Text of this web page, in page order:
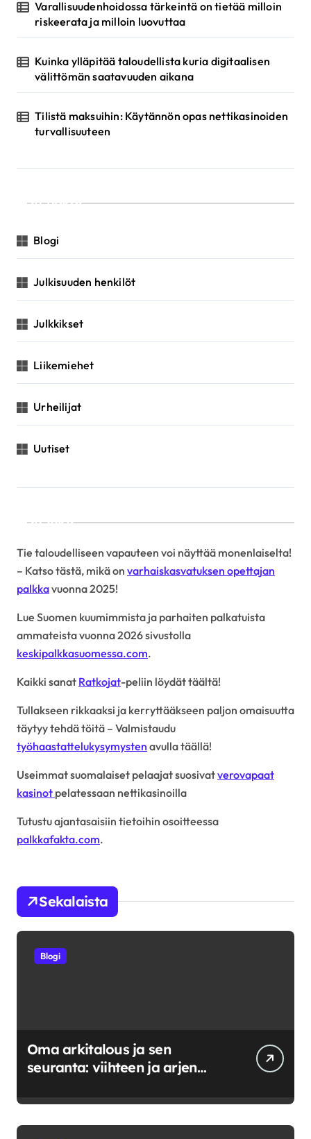
Varallisuudenhoidossa tärkeintä on tietää milloin
riskeerata ja milloin luovuttaa
Kuinka ylläpitää taloudellista kuria digitaalisen
välittömän saatavuuden aikana
Tilistä maksuihin: Käytännön opas nettikasinoiden
turvallisuuteen
Luokat
Blogi
Julkisuuden henkilöt
Julkkikset
Liikemiehet
Urheilijat
Uutiset
Linkit
Tie taloudelliseen vapauteen voi näyttää monenlaiselta!
– Katso tästä, mikä on varhaiskasvatuksen opettajan
palkkavuonna 2025!
Lue Suomen kuumimmista ja parhaiten palkatuista
ammateista vuonna 2026 sivustolla
keskipalkkasuomessa.com.
Kaikki sanat Ratkojat-peliin löydät täältä!
Tullakseen rikkaaksi ja kerryttääkseen paljon omaisuutta
täytyy tehdä töitä – Valmistaudu
työhaastattelukysymysten avulla täällä!
Useimmat suomalaiset pelaajat suosivatverovapaat
kasinot pelatessaan nettikasinoilla
Tutustu ajantasaisiin tietoihin osoitteessa
palkkafakta.com.
Sekalaista
Blogi
Oma arkitalous ja sen
seuranta: viihteen ja arjen